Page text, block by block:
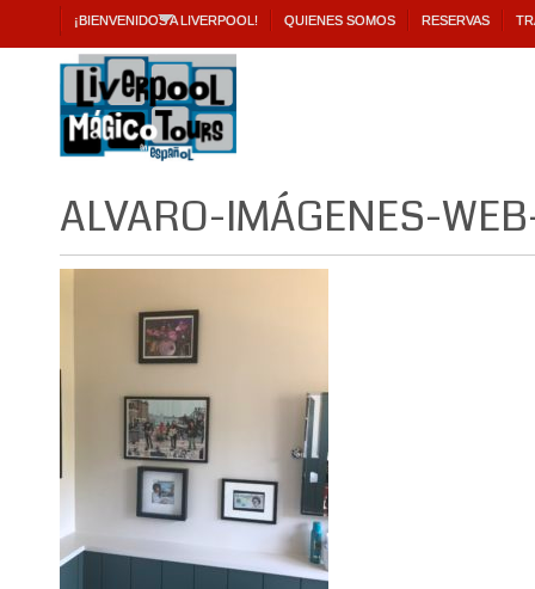
¡BIENVENIDOS A LIVERPOOL! QUIENES SOMOS RESERVAS
ALVARO-IMÁGENES-